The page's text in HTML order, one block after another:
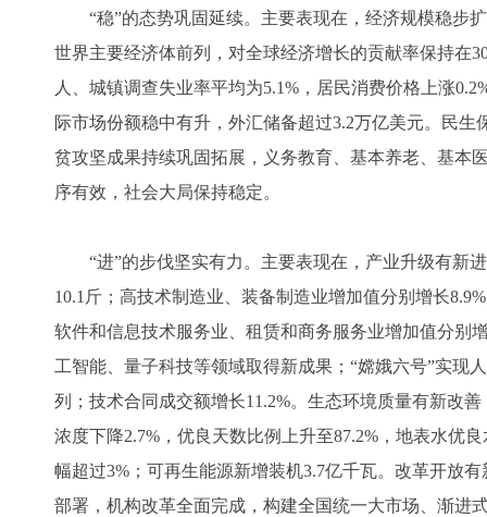
“稳”的态势巩固延续。主要表现在，经济规模稳步扩
世界主要经济体前列，对全球经济增长的贡献率保持在
人、城镇调查失业率平均为5.1%，居民消费价格上涨
际市场份额稳中有升，外汇储备超过3.2万亿美元。民
贫攻坚成果持续巩固拓展，义务教育、基本养老、基本
序有效，社会大局保持稳定。
“进”的步伐坚实有力。主要表现在，产业升级有新
10.1斤；高技术制造业、装备制造业增加值分别增长
软件和信息技术服务业、租赁和商务服务业增加值分别
工智能、量子科技等领域取得新成果；“嫦娥六号”实现
列；技术合同成交额增长11.2%。生态环境质量有新改
浓度下降2.7%，优良天数比例上升至87.2%，地表水优
幅超过3%；可再生能源新增装机3.7亿千瓦。改革开放
部署，机构改革全面完成，构建全国统一大市场、渐进